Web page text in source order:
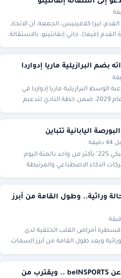
ليزا كلافينيس، الجمعة، أن الاتحاد
(فيفا)، جاني إنفانتينو، بالاستقالة،
البرازيلية ماريا إدواردا
الوسط البرازيلية ماريا إدواردا في
صفقة انتقال حر بعقد يمتد حتى عام 2029، ضمن خطة النادي لتدعيم
اليابانية تتباين
دقيقة
انخفض ‌مؤشر الأسهم اليابانية "نيكي 225" بأكثر من واحد بالمئة اليوم
الذكاء الاصطناعي والمرتبطة
وراثية.. وطول القامة من أبرز
أمراض القلب الخلقية لدى
وراثية ويعد طول القامة من أبرز السمات
ياسر القحطاني يُعلن رحيله عن beINSPORTS .. ويقترب من